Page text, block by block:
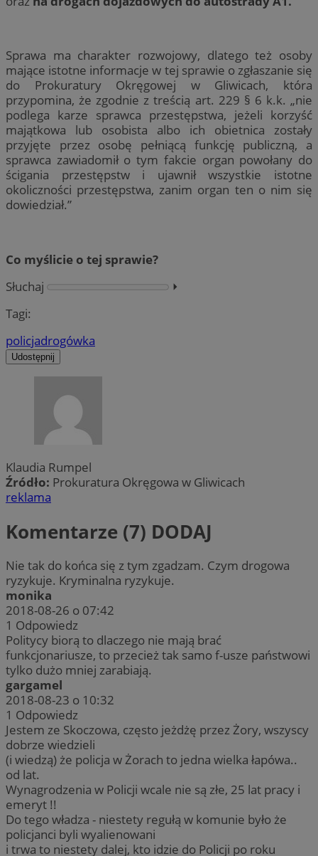
Sprawa ma charakter rozwojowy, dlatego też osoby
mające istotne informacje w tej sprawie o zgłaszanie się
do Prokuratury Okręgowej w Gliwicach, która
przypomina, że zgodnie z treścią art. 229 § 6 k.k. „nie
podlega karze sprawca przestępstwa, jeżeli korzyść
majątkowa lub osobista albo ich obietnica zostały
przyjęte przez osobę pełniącą funkcję publiczną, a
sprawca zawiadomił o tym fakcie organ powołany do
ścigania przestępstw i ujawnił wszystkie istotne
okoliczności przestępstwa, zanim organ ten o nim się
dowiedział.”
Co myślicie o tej sprawie?
Słuchaj
⏵︎
Tagi:
policjadrogówka
Udostępnij
Klaudia Rumpel
Źródło: Prokuratura Okręgowa w Gliwicach
reklama
Komentarze (7) DODAJ
Nie tak do końca się z tym zgadzam. Czym drogowa
ryzykuje. Kryminalna ryzykuje.
monika
2018-08-26 o 07:42
1 Odpowiedz
Politycy biorą to dlaczego nie mają brać
funkcjonariusze, to przecież tak samo f-usze państwowi
tylko dużo mniej zarabiają.
gargamel
2018-08-23 o 10:32
1 Odpowiedz
Jestem ze Skoczowa, często jeżdżę przez Żory, wszyscy
dobrze wiedzieli
(i wiedzą) że policja w Żorach to jedna wielka łapówa..
od lat.
Wynagrodzenia w Policji wcale nie są złe, 25 lat pracy i
emeryt !!
Do tego władza - niestety regułą w komunie było że
policjanci byli wyalienowani
i trwa to niestety dalej, kto idzie do Policji po roku